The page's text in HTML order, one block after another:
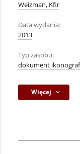
Weizman, Kfir
Data wydania:
2013
Typ zasobu:
dokument
Więcej